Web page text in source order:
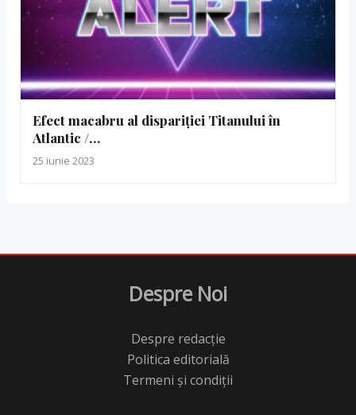
Efect macabru al dispariției Titanului în
Atlantic /…
25 iunie 2023
Despre Noi
Despre redacție
Politica editorială
Termeni și condiții